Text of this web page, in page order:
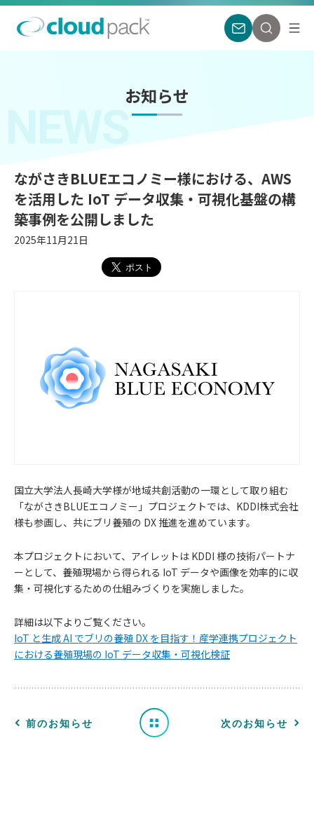
お知らせ
NEWS
ながさきBLUEエコノミー様における、AWS
を活用した IoT データ収集・可視化基盤の構
築事例を公開しました
2025年11月21日
国立大学法人長崎大学様が地域共創活動の一環として取り組む
「ながさきBLUEエコノミー」プロジェクトでは、KDDI株式会社
様も参画し、共にブリ養殖の DX 推進を進めています。
本プロジェクトにおいて、アイレットは KDDI 様の技術パートナ
ーとして、養殖現場から得られる IoT データや画像を効率的に収
集・可視化するための仕組みづくりを実施しました。
詳細は以下よりご覧ください。
IoT と生成 AI でブリの養殖 DX を目指す！産学連携プロジェクト
における養殖現場の IoT データ収集・可視化検証
前のお知らせ
ら
せ
一 次のお知らせ